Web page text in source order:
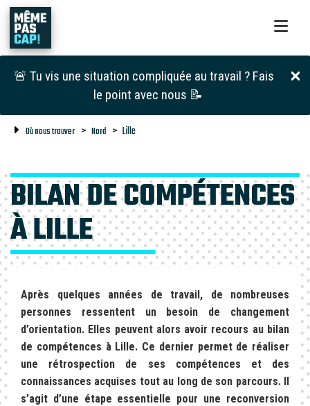
🚨 Tu vis une situation compliquée au travail ? Fais
le point avec nous 📝
Où nous trouver Nord Lille
BILAN DE COMPÉTENCES
À LILLE
Après quelques années de travail, de nombreuses
personnes ressentent un besoin de changement
d’orientation. Elles peuvent alors avoir recours au bilan
de compétences à Lille. Ce dernier permet de réaliser
une rétrospection de ses compétences et des
connaissances acquises tout au long de son parcours. Il
s’agit d’une étape essentielle pour une reconversion